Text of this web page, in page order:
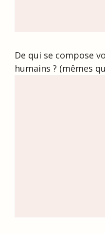
De qui se compose
humains ? (mêmes